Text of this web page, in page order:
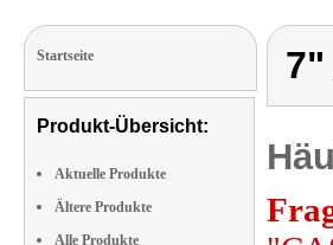
Startseite
Produkt-Übersicht:
Aktuelle Produkte
Ältere Produkte
Alle Produkte
7"